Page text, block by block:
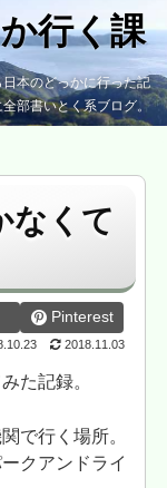
行く課
本のどっかに行った記
部書いとく系ブログ。
なくて
Pinterest
2018.11.03
た記録。
で行く場所。
クアンドライ